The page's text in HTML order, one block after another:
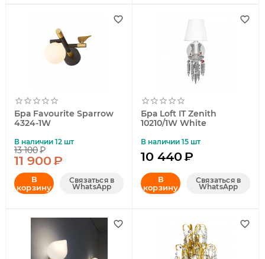
Бра Favourite Sparrow
4324-1W
В наличии 12 шт
13 100₽
11 900₽
В
корзину
Связаться в
WhatsApp
Бра Loft IT Zenith
10210/1W White
В наличии 15 шт
10 440₽
В
корзину
Связаться в
WhatsApp